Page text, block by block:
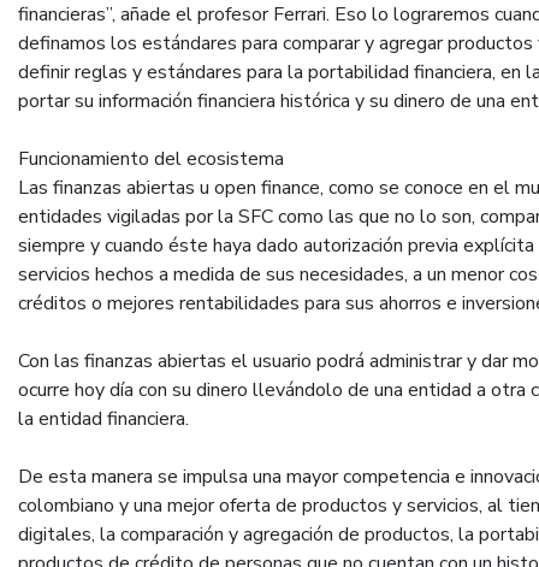
financieras”, añade el profesor Ferrari. Eso lo lograremos
definamos los estándares para comparar y agregar
definir reglas y estándares para la portabilidad financiera, en
portar su información financiera histórica y su dinero de una
Funcionamiento del ecosistema
Las finanzas abiertas u open finance, como se conoce en el
entidades vigiladas por la SFC como las que no lo son,
siempre y cuando éste haya dado autorización previa
servicios hechos a medida de sus necesidades, a un menor
créditos o mejores rentabilidades para sus ahorros e
Con las finanzas abiertas el usuario podrá administrar y dar
ocurre hoy día con su dinero llevándolo de una entidad a otra
la entidad financiera.
De esta manera se impulsa una mayor competencia e
colombiano y una mejor oferta de productos y servicios, al
digitales, la comparación y agregación de productos, la